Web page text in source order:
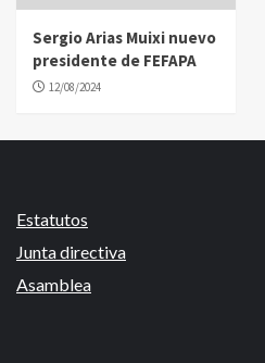
Sergio Arias Muixi nuevo
presidente de FEFAPA
12/08/2024
Estatutos
Junta directiva
Asamblea